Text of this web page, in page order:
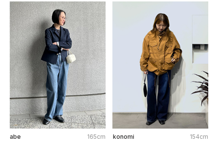
abe 165cm konomi 154cm